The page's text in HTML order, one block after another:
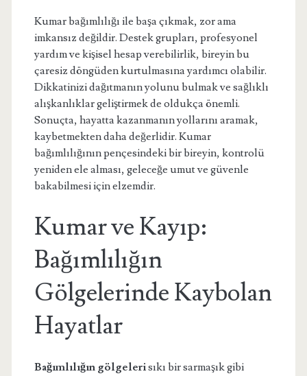
Kumar bağımlılığı ile başa çıkmak, zor ama
imkansız değildir. Destek grupları, profesyonel
yardım ve kişisel hesap verebilirlik, bireyin bu
çaresiz döngüden kurtulmasına yardımcı olabilir.
Dikkatinizi dağıtmanın yolunu bulmak ve sağlıklı
alışkanlıklar geliştirmek de oldukça önemli.
Sonuçta, hayatta kazanmanın yollarını aramak,
kaybetmekten daha değerlidir. Kumar
bağımlılığının pençesindeki bir bireyin, kontrolü
yeniden ele alması, geleceğe umut ve güvenle
bakabilmesi için elzemdir.
Kumar ve Kayıp:
Bağımlılığın
Gölgelerinde Kaybolan
Hayatlar
Bağımlılığın gölgelerisıkı bir sarmaşık gibi